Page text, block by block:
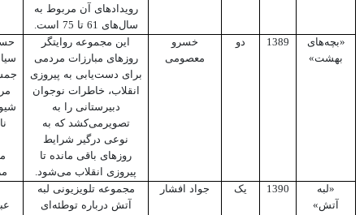
رویدادهای آن مربوط به
سال‌های 61 تا 75 است.
«بچه‌های
بهشت»
1389 دو
خسرو
معصومی
این مجموعه روایتگر
روزهای مبارزات مردمی
برای دست‌یابی به پیروزی
انقلاب، خاطرات نوجوان
دبیرستانی را به
تصویرمی‌کشد که به
نوعی درگیر شرایط
روزهای باقی مانده تا
پیروزی انقلاب می‌شود.
«لبه
آتش»
1390 یک جواد افشار
مجموعه تلویزیونی لبه
آتش درباره توطئه‌ای